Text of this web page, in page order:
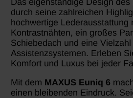
Das eigenständige Design
durch seine zahlreichen
hochwertige Lederausstattung
Kontrastnähten, ein großes
Schiebedach und eine
Assistenzsystemen. Erleben
Komfort und Luxus bei jeder
Mit dem MAXUS Euniq 6
einen bleibenden Eindruck.